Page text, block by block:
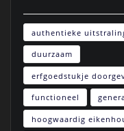
authentieke
duurzaam
erfgoedstukje
functioneel
hoogwaardig